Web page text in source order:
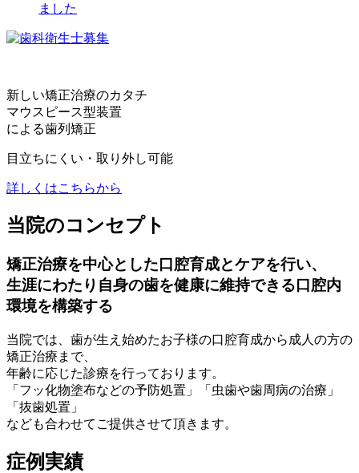
ました
新しい矯正治療のカタチ
マウスピース型装置
による歯列矯正
目立ちにくい・取り外し可能
詳しくはこちらから
当院のコンセプト
矯正治療を中心とした口腔育成とケアを行い、
生涯にわたり自身の歯を健康に維持できる口腔内
環境を構築する
当院では、歯が生え始めたお子様の口腔育成から成人の方の
矯正治療まで、
年齢に応じた診療を行っております。
「フッ化物塗布などの予防処置」「虫歯や歯周病の治療」
「抜歯処置」
なども合わせてご提供させて頂きます。
症例実績